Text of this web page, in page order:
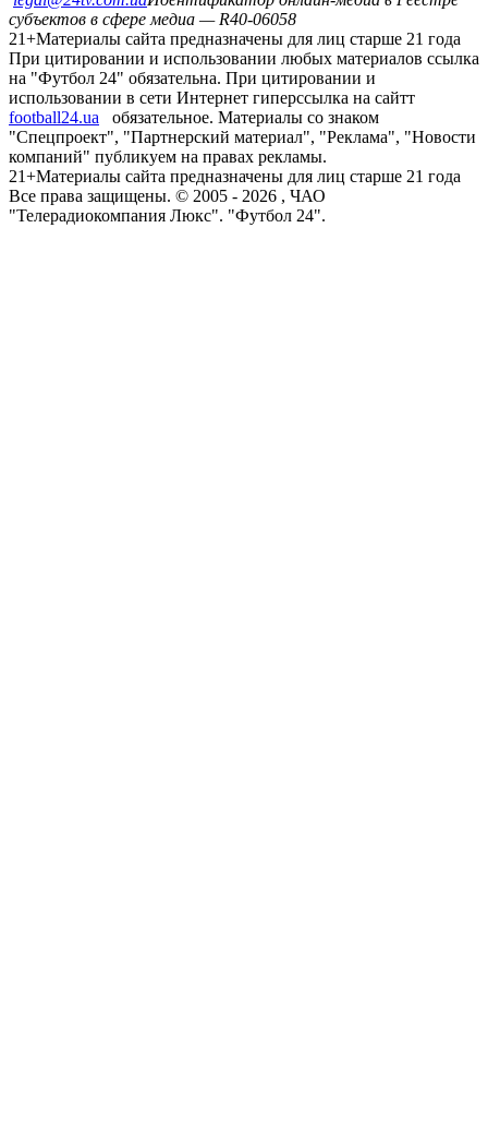
субъектов в сфере медиа — R40-06058
21+Материалы сайта предназначены для лиц старше 21 года
При цитировании и использовании любых материалов ссылка
на "Футбол 24" обязательна. При цитировании и
использовании в сети Интернет гиперссылка на сайтт
football24.ua
обязательное. Материалы со знаком
"Спецпроект", "Партнерский материал", "Реклама", "Новости
компаний" публикуем на правах рекламы.
21+Материалы сайта предназначены для лиц старше 21 года
Все права защищены. © 2005 - 2026 , ЧАО
"Телерадиокомпания Люкс". "Футбол 24".